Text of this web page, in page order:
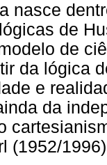
nasce
de
de
da lógica
e
da
(1952/